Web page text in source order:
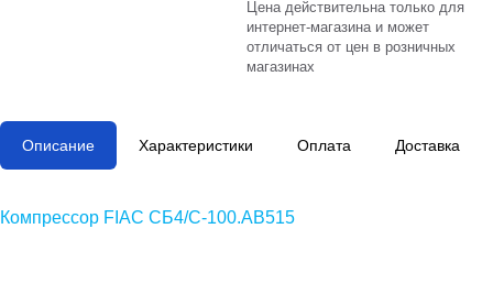
Цена действительна только для
интернет-магазина и может
отличаться от цен в розничных
магазинах
Описание Характеристики Оплата Доставка
Компрессор FIAC СБ4/С-100.АВ515